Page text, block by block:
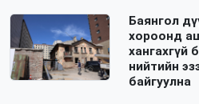
Баянгол
хороонд
хангахгүй
нийтийн
байгуулна